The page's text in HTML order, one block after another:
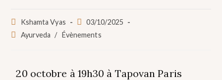
Kshamta Vyas
03/10/2025
Ayurveda / Évènements
20 octobre à 19h30 à Tapovan Paris